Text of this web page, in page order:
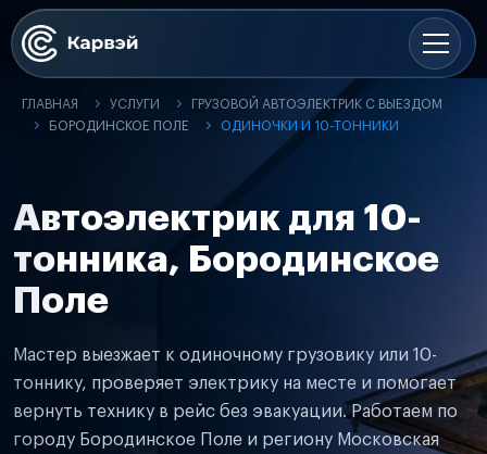
ГЛАВНАЯ УСЛУГИ
ГРУЗОВОЙ АВТОЭЛЕКТРИК С ВЫЕЗДОМ
БОРОДИНСКОЕ ПОЛЕ
ОДИНОЧКИ И 10-ТОННИКИ
Автоэлектрик для 10-
тонника, Бородинское
Поле
Мастер выезжает к одиночному грузовику или 10-
тоннику, проверяет электрику на месте и помогает
вернуть технику в рейс без эвакуации. Работаем по
городу Бородинское Поле и региону Московская